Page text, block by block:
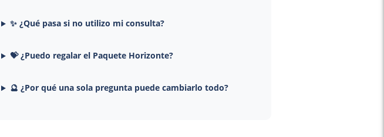
✨ ¿Qué pasa si no utilizo mi consulta?
💝 ¿Puedo regalar el Paquete Horizonte?
🔮 ¿Por qué una sola pregunta puede cambiarlo todo?